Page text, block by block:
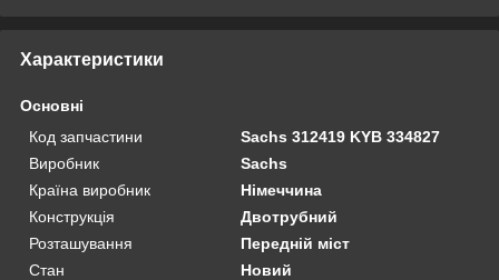
Характеристики
Основні
Код запчастини
Sachs 312419 KYB 334827
Виробник
Sachs
Країна виробник
Німеччина
Конструкція
Двотрубний
Розташування
Передній міст
Стан
Новий